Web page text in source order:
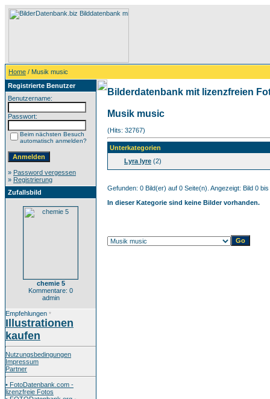
Home / Musik music
Registrierte Benutzer
Benutzername:
Passwort:
Beim nächsten Besuch
automatisch anmelden?
» Password vergessen
» Registrierung
Zufallsbild
chemie 5
Kommentare: 0
admin
Empfehlungen *
Illustrationen
kaufen
Nutzungsbedingungen
Impressum
Partner
• FotoDatenbank.com -
lizenzfreie Fotos
Bilderdatenbank mit lizenzfreien
Musik music
(Hits: 32767)
Unterkategorien
Lyra lyre (2)
Gefunden: 0 Bild(er) auf 0 Seite(n). Angezeigt: Bild 0 bis
In dieser Kategorie sind keine Bilder vorhanden.